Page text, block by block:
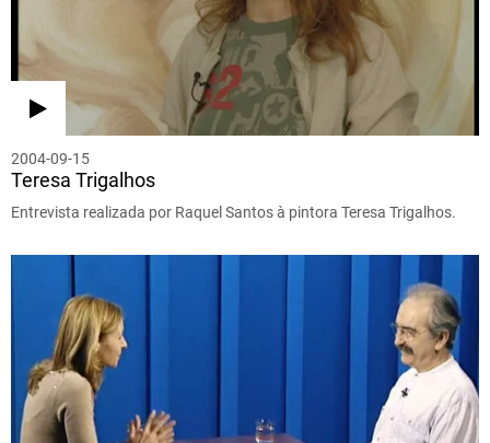
2004-09-15
Teresa Trigalhos
Entrevista realizada por Raquel Santos à pintora Teresa Trigalhos.